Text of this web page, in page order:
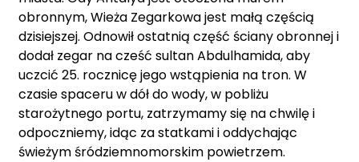
obronnym, Wieża Zegarkowa jest małą częścią
dzisiejszej. Odnowił ostatnią część ściany obronnej i
dodał zegar na cześć sultan Abdulhamida, aby
uczcić 25. rocznicę jego wstąpienia na tron. W
czasie spaceru w dół do wody, w pobliżu
starożytnego portu, zatrzymamy się na chwilę i
odpoczniemy, idąc za statkami i oddychając
świeżym śródziemnomorskim powietrzem.